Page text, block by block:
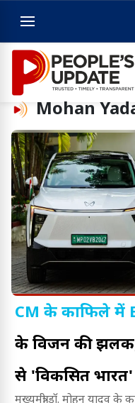
Mohan
CM के काफिले में
के विजन की
से 'विकसित